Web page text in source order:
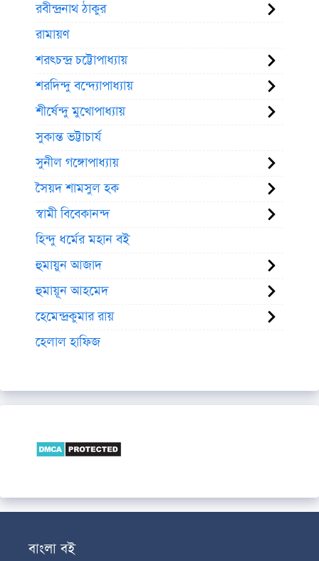
রবীন্দ্রনাথ ঠাকুর
রামায়ণ
শরৎচন্দ্র চট্টোপাধ্যায়
শরদিন্দু বন্দ্যোপাধ্যায়
শীর্ষেন্দু মুখোপাধ্যায়
সুকান্ত ভট্টাচার্য
সুনীল গঙ্গোপাধ্যায়
সৈয়দ শামসুল হক
স্বামী বিবেকানন্দ
হিন্দু ধর্মের মহান বই
হুমায়ুন আজাদ
হুমায়ূন আহমেদ
হেমেন্দ্রকুমার রায়
হেলাল হাফিজ
বাংলা বই